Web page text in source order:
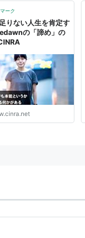
ーク
りない人生を肯定す
の「諦め」の